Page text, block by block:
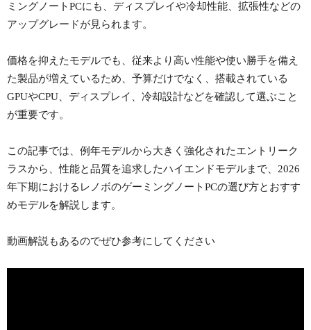
ミングノートPCにも、ディスプレイや冷却性能、拡張性などの
アップグレードが見られます。
価格を抑えたモデルでも、従来より高い性能や使い勝手を備え
た製品が増えているため、予算だけでなく、搭載されている
GPUやCPU、ディスプレイ、冷却設計などを確認して選ぶこと
が重要です。
この記事では、例年モデルから大きく強化されたエントリーク
ラスから、性能と品質を追求したハイエンドモデルまで、2026
年下期におけるレノボのゲーミングノートPCの選び方とおすす
めモデルを解説します。
動画解説もあるのでぜひ参考にしてください